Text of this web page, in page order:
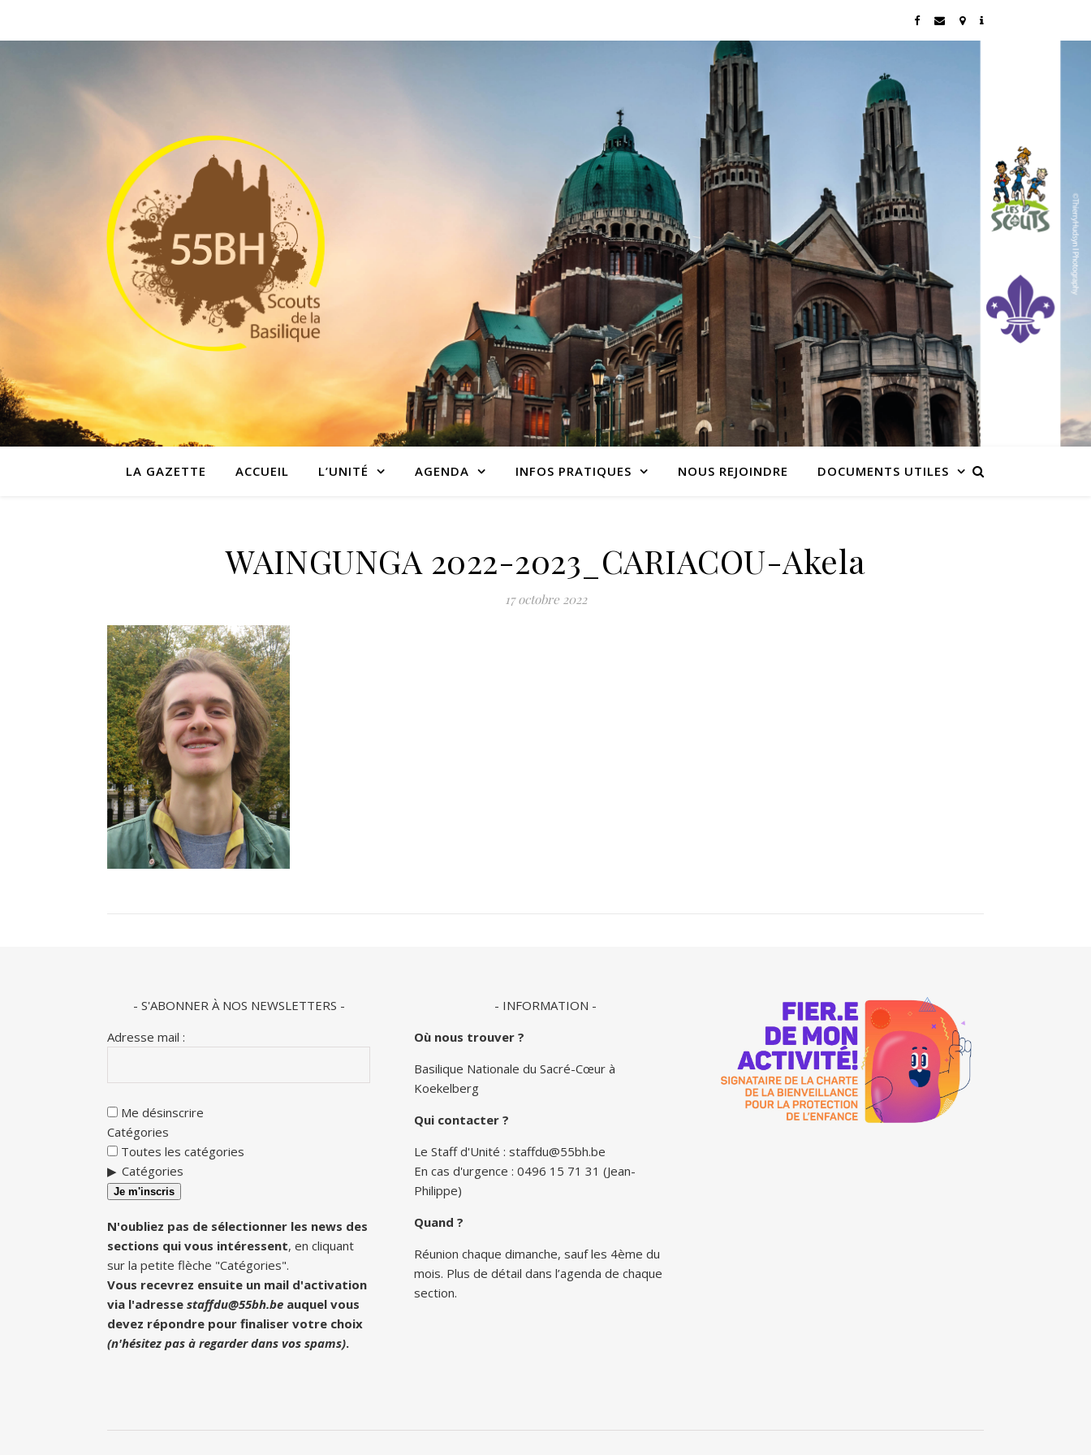
LA GAZETTE ACCUEIL L’UNITÉ AGENDA INFOS PRATIQUES NOUS REJOINDRE DOCUMENTS UTILES
WAINGUNGA 2022-2023_CARIACOU-Akela
17 octobre 2022
- S'ABONNER À NOS NEWSLETTERS -
Adresse mail :
Me désinscrire
Catégories
Toutes les catégories
Catégories
Je m'inscris
N'oubliez pas de sélectionner les news des
sections qui vous intéressent, en cliquant
sur la petite flèche "Catégories".
Vous recevrez ensuite un mail d'activation
via l'adresse staffdu@55bh.be auquel vous
devez répondre pour finaliser votre choix
(n'hésitez pas à regarder dans vos spams).
- INFORMATION -
Où nous trouver ?
Basilique Nationale du Sacré-Cœur à
Koekelberg
Qui contacter ?
Le Staff d'Unité : staffdu@55bh.be
En cas d'urgence : 0496 15 71 31 (Jean-
Philippe)
Quand ?
Réunion chaque dimanche, sauf les 4ème du
mois. Plus de détail dans l’agenda de chaque
section.